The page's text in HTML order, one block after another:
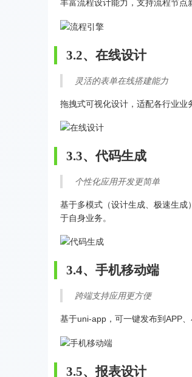
丰富流程设计能力，支持流程节点
3.2、在线设计
灵活的表单在线搭建能力
拖拽式可视化设计，适配各行业业
3.3、代码生成
个性化应用开发更简单
基于多模式（设计生成、极速生
于自身业务。
3.4、手机移动端
跨端支持应用更方便
基于uni-app，可一键发布到APP
3.5、报表设计